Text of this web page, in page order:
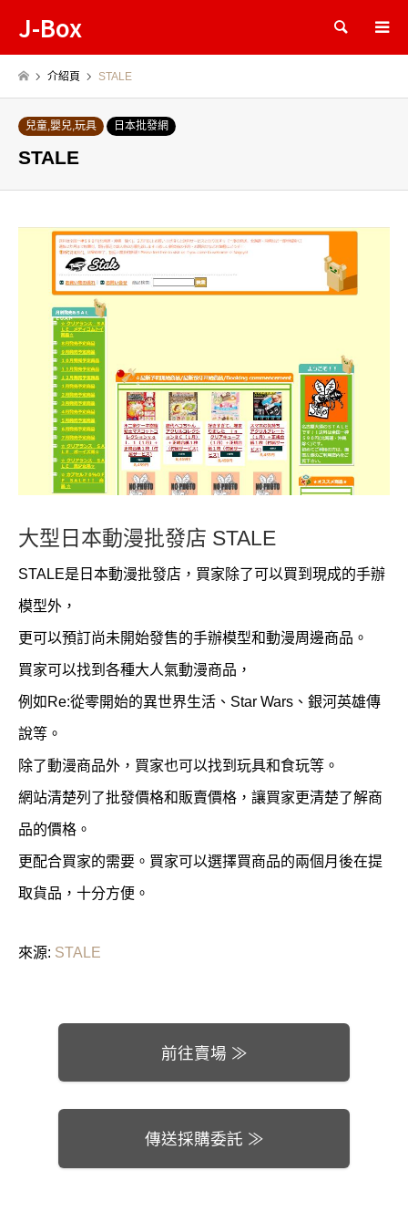
J-Box Search
介紹頁 STALE
兒童,嬰兒,玩具 日本批發網
STALE
大型日本動漫批發店 STALE
STALE是日本動漫批發店，買家除了可以買到現成的手辦
模型外，
更可以預訂尚未開始發售的手辦模型和動漫周邊商品。
買家可以找到各種大人氣動漫商品，
例如Re:從零開始的異世界生活、Star Wars、銀河英雄傳
說等。
除了動漫商品外，買家也可以找到玩具和食玩等。
網站清楚列了批發價格和販賣價格，讓買家更清楚了解商
品的價格。
更配合買家的需要。買家可以選擇買商品的兩個月後在提
取貨品，十分方便。
來源: STALE
前往賣場 ≫
傳送採購委託 ≫